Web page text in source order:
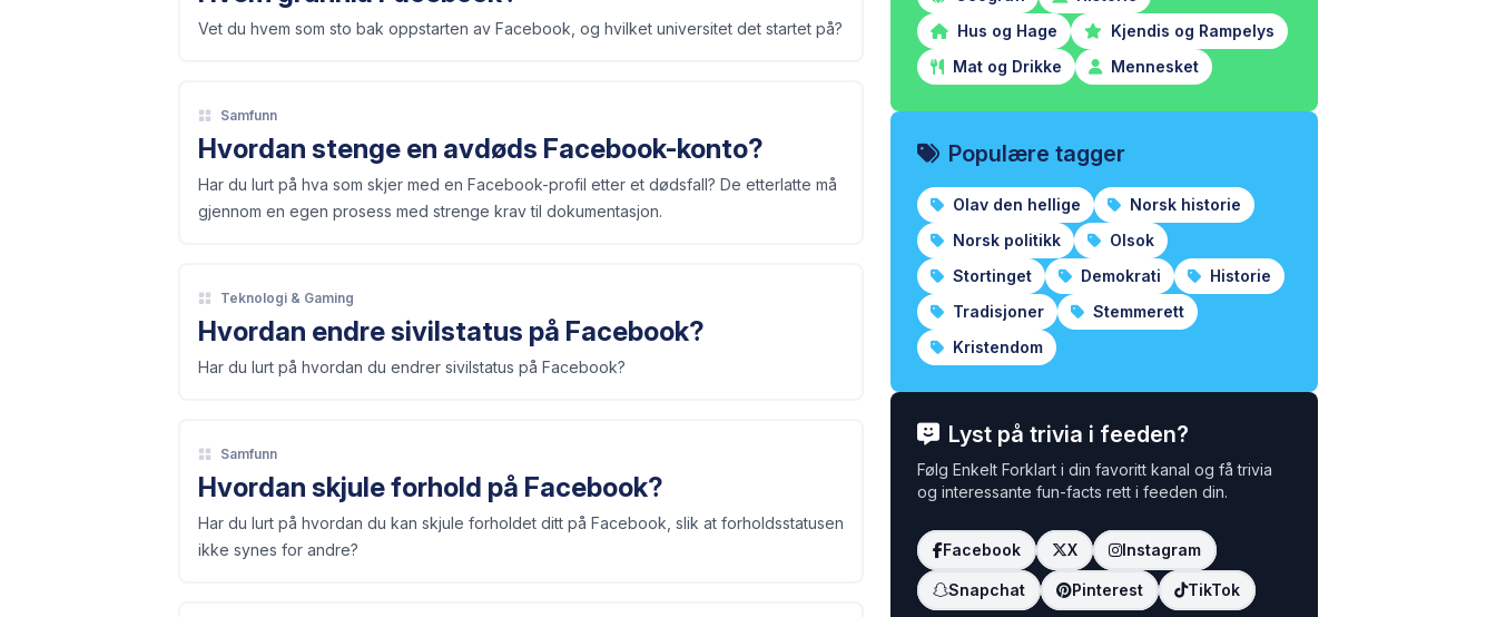
Vet du hvem som sto bak oppstarten av Facebook, og hvilket universitet det startet på?
Samfunn
Hvordan stenge en avdøds Facebook-konto?
Har du lurt på hva som skjer med en Facebook-profil etter et dødsfall? De etterlatte må
gjennom en egen prosess med strenge krav til dokumentasjon.
Teknologi & Gaming
Hvordan endre sivilstatus på Facebook?
Har du lurt på hvordan du endrer sivilstatus på Facebook?
Samfunn
Hvordan skjule forhold på Facebook?
Har du lurt på hvordan du kan skjule forholdet ditt på Facebook, slik at forholdsstatusen
ikke synes for andre?
Hus og Hage
Kjendis og Rampelys
Mat og Drikke
Mennesket
Populære tagger
Olav den hellige
Norsk historie
Norsk politikk
Olsok
Stortinget
Demokrati
Historie
Tradisjoner
Stemmerett
Kristendom
Lyst på trivia i feeden?
Følg Enkelt Forklart i din favoritt kanal og få trivia
og interessante fun-facts rett i feeden din.
Facebook X Instagram
Snapchat Pinterest TikTok